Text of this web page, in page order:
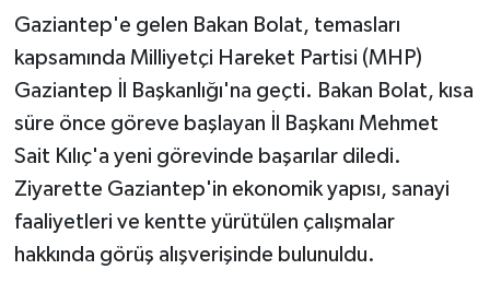
Gaziantep'e gelen Bakan Bolat, temasları
kapsamında Milliyetçi Hareket Partisi (MHP)
Gaziantep İl Başkanlığı'na geçti. Bakan Bolat, kısa
süre önce göreve başlayan İl Başkanı Mehmet
Sait Kılıç'a yeni görevinde başarılar diledi.
Ziyarette Gaziantep'in ekonomik yapısı, sanayi
faaliyetleri ve kentte yürütülen çalışmalar
hakkında görüş alışverişinde bulunuldu.
İNSAN
İş Dünyası
Jandarma
Kadın
KÜLTÜR SANAT